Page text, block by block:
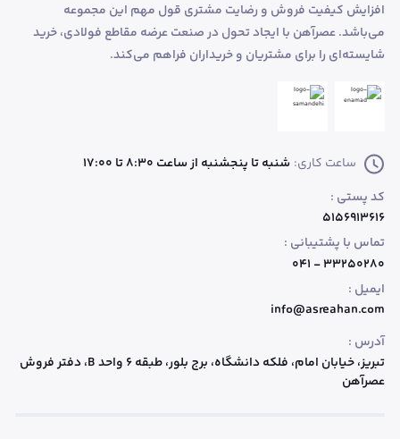
افزایش کیفیت فروش و رضایت مشتری قول مهم این مجموعه
می‌باشد. عصرآهن با ایجاد تحول در صنعت عرضه مقاطع فولادی، خرید
شایسته‌ای را برای مشتریان و خریداران فراهم می‌کند.
ساعت کاری: شنبه تا پنجشنبه از ساعت 8:30 تا 17:00
کد پستی :
۵۱۵۶۹۱۳۶۱۶
تماس با پشتیبانی :
۳۳۲۵۰۲۸۰ - ۰۴۱
ایمیل :
info@asreahan.com
آدرس :
تبریز، خیابان امام، فلکه دانشگاه، برج بلور، طبقه ۶ واحد B
، دفتر فروش
عصرآهن